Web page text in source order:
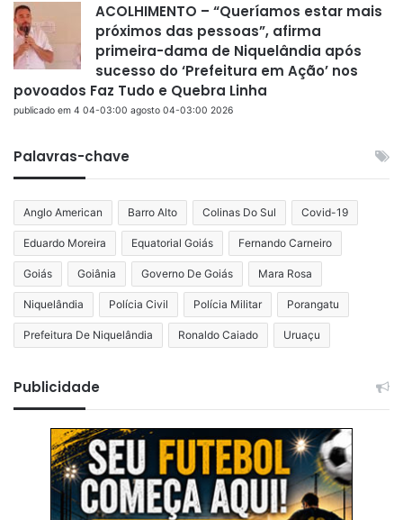
ACOLHIMENTO – “Queríamos estar mais
próximos das pessoas”, afirma
primeira-dama de Niquelândia após
sucesso do ‘Prefeitura em Ação’ nos
povoados Faz Tudo e Quebra Linha
publicado em 4 04-03:00 agosto 04-03:00 2026
Palavras-chave
Anglo American Barro Alto Colinas Do Sul Covid-19
Eduardo Moreira Equatorial Goiás Fernando Carneiro
Goiás Goiânia Governo De Goiás Mara Rosa
Niquelândia Polícia Civil Polícia Militar Porangatu
Prefeitura De Niquelândia Ronaldo Caiado Uruaçu
Publicidade